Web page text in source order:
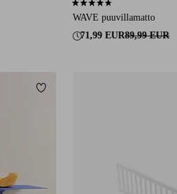
WAVE puuvillamatto
71,99 EUR89,99 EUR
4,6 perustuen 23 arvosanaan
Lisää suosikkeihin